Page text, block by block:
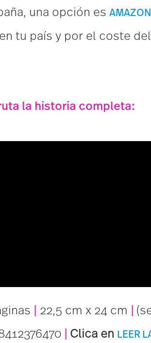
una opción es AMAZON
tu país y por el coste
la historia completa:
| 22,5 cm x 24 cm |
| Clica en LEER L